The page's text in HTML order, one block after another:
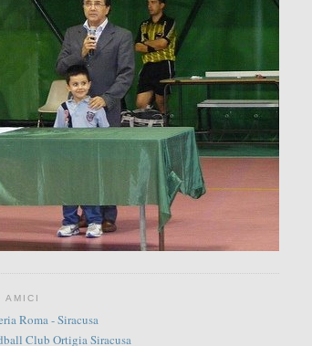
AMICI
Roma - Siracusa
Club Ortigia Siracusa